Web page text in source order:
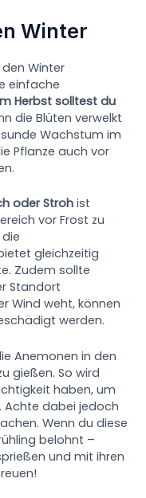
Winter
Winter
einfache
Herbst solltest du
die Blüten verwelkt
Wachstum im
Pflanze auch vor
oder Stroh ist
vor Frost zu
gleichzeitig
Zudem sollte
Standort
Wind weht, können
werden.
Anemonen in den
gießen. So wird
haben, um
Achte dabei jedoch
Wenn du diese
belohnt –
und mit ihren